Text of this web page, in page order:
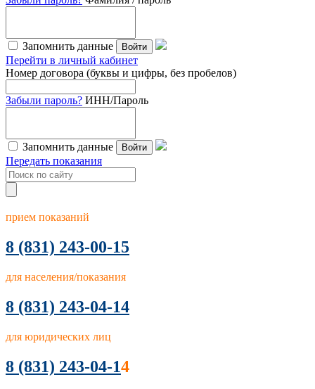
Запомнить данные Войти
Перейти в личный кабинет
Номер договора (буквы и цифры, без пробелов)
Забыли пароль? ИНН/Пароль
Запомнить данные Войти
Передать показания
прием показаний
8 (831) 243-00-15
для населения/показания
8 (831) 243-04-14
для юридических лиц
8 (831) 243-04-14